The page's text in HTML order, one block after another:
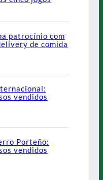
patrocínio com
de comida
vendidos
Porteño:
vendidos